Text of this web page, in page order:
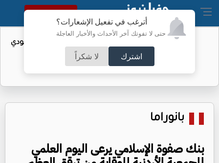
أترغب في تفعيل الإشعارات؟
حتى لا تفوتك آخر الأحداث والأخبار العاجلة
اشترك لا شكراً
النسخة الكاملة
واردات الولايات المتحدة من النفط السعودي
تهبط إلى الصفر
بانوراما
بنك صفوة الإسلامي يرعى اليوم العلمي